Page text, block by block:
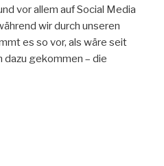
vor allem auf Social Media
wir durch unseren
es so vor, als wäre seit
dazu gekommen – die